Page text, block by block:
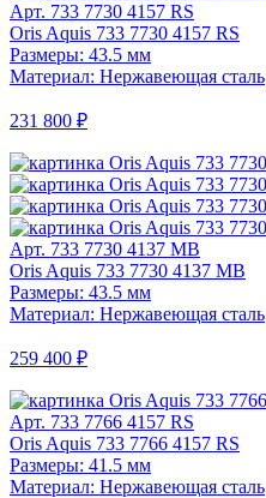
Арт. 733 7730 4157 RS
Oris Aquis 733 7730 4157 RS
Размеры: 43.5 мм
Материал: Нержавеющая сталь
231 800 ₽
Арт. 733 7730 4137 MB
Oris Aquis 733 7730 4137 MB
Размеры: 43.5 мм
Материал: Нержавеющая сталь
259 400 ₽
Арт. 733 7766 4157 RS
Oris Aquis 733 7766 4157 RS
Размеры: 41.5 мм
Материал: Нержавеющая сталь